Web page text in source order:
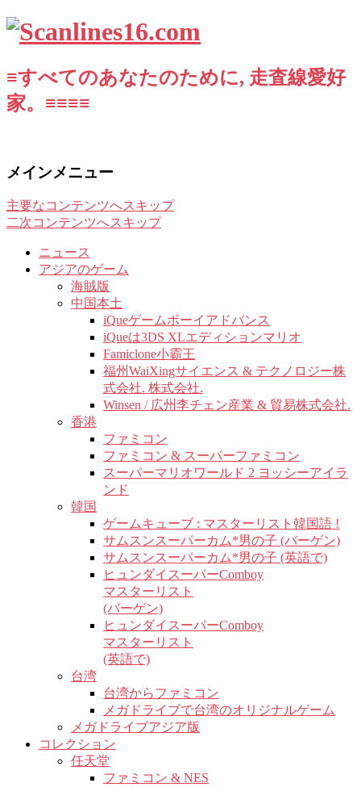
≡すべてのあなたのために, 走査線愛好
家。≡≡≡≡
メインメニュー
主要なコンテンツへスキップ
二次コンテンツへスキップ
ニュース
アジアのゲーム
海賊版
中国本土
iQueゲームボーイアドバンス
iQueは3DS XLエディションマリオ
Famiclone小霸王
福州WaiXingサイエンス & テクノロジー株
式会社. 株式会社.
Winsen / 広州李チェン産業 & 貿易株式会社.
香港
ファミコン
ファミコン & スーパーファミコン
スーパーマリオワールド 2 ヨッシーアイラ
ンド
韓国
ゲームキューブ : マスターリスト韓国語 !
サムスンスーパーカム*男の子 (バーゲン)
サムスンスーパーカム*男の子 (英語で)
ヒュンダイスーパーComboy
マスターリスト
(バーゲン)
ヒュンダイスーパーComboy
マスターリスト
(英語で)
台湾
台湾からファミコン
メガドライブで台湾のオリジナルゲーム
メガドライブアジア版
コレクション
任天堂
ファミコン & NES